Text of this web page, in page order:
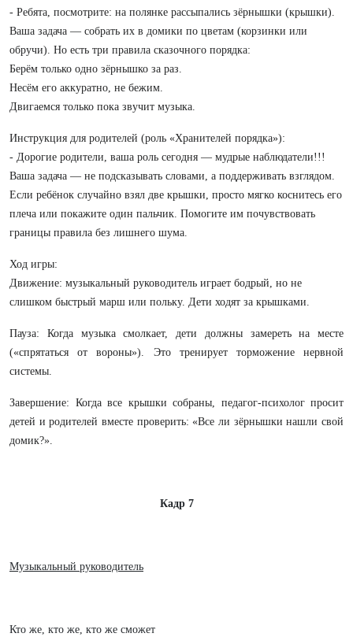
- Ребята, посмотрите: на полянке рассыпались зёрнышки (крышки).
Ваша задача — собрать их в домики по цветам (корзинки или
обручи). Но есть три правила сказочного порядка:
Берём только одно зёрнышко за раз.
Несём его аккуратно, не бежим.
Двигаемся только пока звучит музыка.
Инструкция для родителей (роль «Хранителей порядка»):
- Дорогие родители, ваша роль сегодня — мудрые наблюдатели!!!
Ваша задача — не подсказывать словами, а поддерживать взглядом.
Если ребёнок случайно взял две крышки, просто мягко коснитесь его
плеча или покажите один пальчик. Помогите им почувствовать
границы правила без лишнего шума.
Ход игры:
Движение: музыкальный руководитель играет бодрый, но не
слишком быстрый марш или польку. Дети ходят за крышками.
Пауза: Когда музыка смолкает, дети должны замереть на месте
(«спрятаться от вороны»). Это тренирует торможение нервной
системы.
Завершение: Когда все крышки собраны, педагог-психолог просит
детей и родителей вместе проверить: «Все ли зёрнышки нашли свой
домик?».
Кадр 7
Музыкальный руководитель
Кто же, кто же, кто же сможет